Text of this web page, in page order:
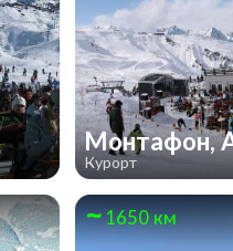
Монтафон,
Курорт
1650 км